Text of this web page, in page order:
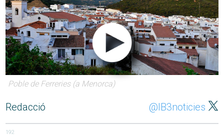
Poble de Ferreries (a Menorca)
Redacció @IB3noticies
192